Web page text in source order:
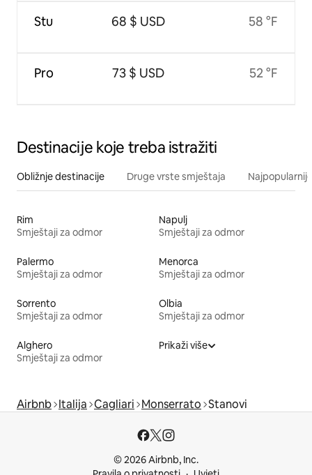
Stu
Pro
68 $ USD
73 $ USD
58 °F
52 °F
Destinacije koje treba istražiti
Obližnje destinacije Druge vrste smještaja
Rim
Smještaji za odmor
Napulj
Smještaji za odmor
Palermo
Smještaji za odmor
Menorca
Smještaji za odmor
Sorrento
Smještaji za odmor
Olbia
Smještaji za odmor
Alghero
Smještaji za odmor
Prikaži više
Airbnb Italija Cagliari Monserrato Stanovi
© 2026 Airbnb, Inc.